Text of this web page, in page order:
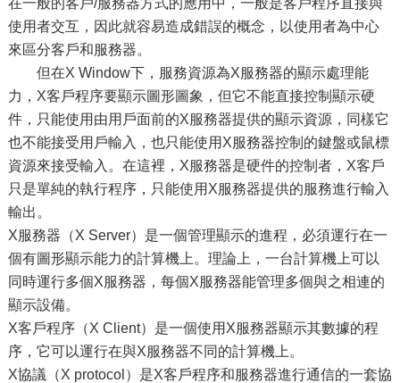
在一般的客戶/服務器方式的應用中，一般是客戶程序直接與
使用者交互，因此就容易造成錯誤的概念，以使用者為中心
來區分客戶和服務器。
但在X Window下，服務資源為X服務器的顯示處理能
力，X客戶程序要顯示圖形圖象，但它不能直接控制顯示硬
件，只能使用由用戶面前的X服務器提供的顯示資源，同樣它
也不能接受用戶輸入，也只能使用X服務器控制的鍵盤或鼠標
資源來接受輸入。在這裡，X服務器是硬件的控制者，X客戶
只是單純的執行程序，只能使用X服務器提供的服務進行輸入
輸出。
X服務器（X Server）是一個管理顯示的進程，必須運行在一
個有圖形顯示能力的計算機上。理論上，一台計算機上可以
同時運行多個X服務器，每個X服務器能管理多個與之相連的
顯示設備。
X客戶程序（X Client）是一個使用X服務器顯示其數據的程
序，它可以運行在與X服務器不同的計算機上。
X協議（X protocol）是X客戶程序和服務器進行通信的一套協